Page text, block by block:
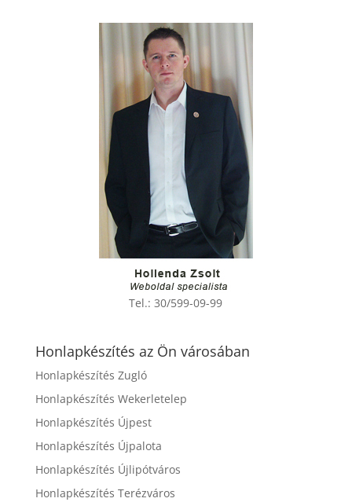
Tel.:30/599-09-99
Honlapkészítés az Ön városában
Honlapkészítés Zugló
Honlapkészítés Wekerletelep
Honlapkészítés Újpest
Honlapkészítés Újpalota
Honlapkészítés Újlipótváros
Honlapkészítés Terézváros